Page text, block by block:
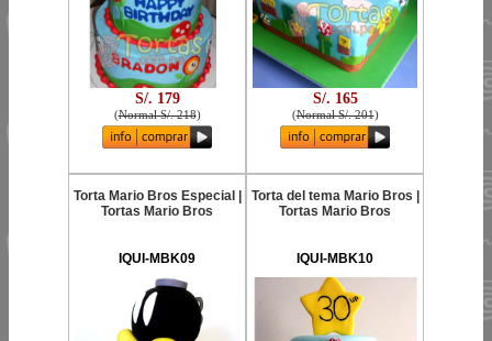
S/. 179
(Normal S/. 218)
S/. 165
(Normal S/. 201)
Torta Mario Bros Especial |
Tortas Mario Bros
IQUI-MBK09
Torta del tema Mario Bros |
Tortas Mario Bros
IQUI-MBK10